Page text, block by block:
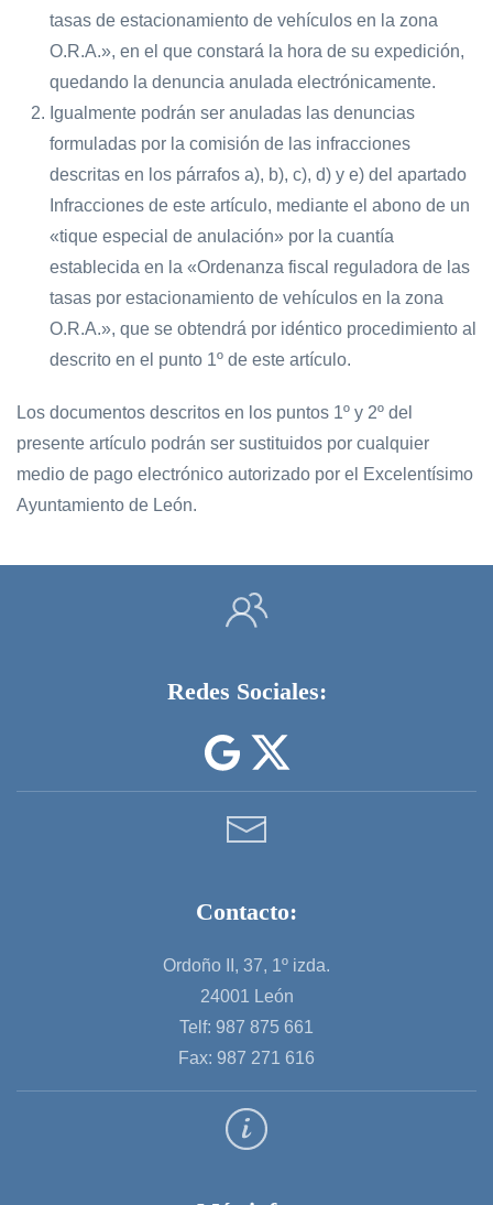
tasas de estacionamiento de vehículos en la zona
O.R.A.», en el que constará la hora de su expedición,
quedando la denuncia anulada electrónicamente.
Igualmente podrán ser anuladas las denuncias
formuladas por la comisión de las infracciones
descritas en los párrafos a), b), c), d) y e) del apartado
Infracciones de este artículo, mediante el abono de un
«tique especial de anulación» por la cuantía
establecida en la «Ordenanza fiscal reguladora de las
tasas por estacionamiento de vehículos en la zona
O.R.A.», que se obtendrá por idéntico procedimiento al
descrito en el punto 1º de este artículo.
Los documentos descritos en los puntos 1º y 2º del
presente artículo podrán ser sustituidos por cualquier
medio de pago electrónico autorizado por el Excelentísimo
Ayuntamiento de León.
Redes Sociales:
Contacto:
Ordoño II, 37, 1º izda.
24001 León
Telf: 987 875 661
Fax: 987 271 616